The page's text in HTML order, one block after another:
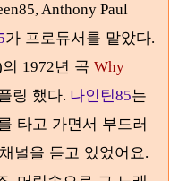
Anthony Paul
가 프로듀서를 맡았다.
의 1972년 곡 Why
링 했다. 나인틴85는
타고 가면서 부드러
널을 듣고 있었어요.